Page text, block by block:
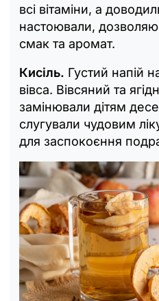
всі вітаміни, а
настоювали,
смак та аромат.
Кисіль. Густий напій
вівса. Вівсяний та
замінювали дітям
слугували чудовим
для заспокоєння